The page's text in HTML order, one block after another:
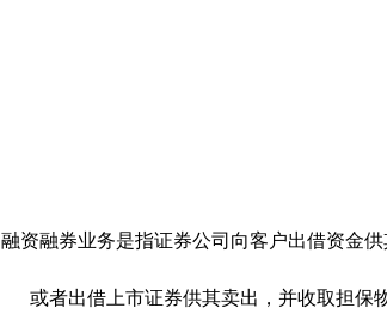
融资融券业务是指证券公司向客户出借资金供
或者出借上市证券供其卖出，并收取担保